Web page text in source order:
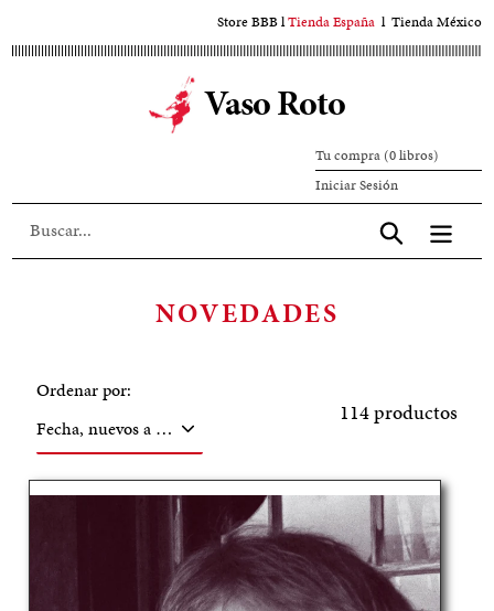
al
Store BBBlTienda España l Tienda México
Vaso Roto
Tu compra (0 libros)
Iniciar SesiónIniciar
sesión
Aceptar
C
C
C
I
Ó
N
:
NOVEDADES
Ordenar por:
114 productos